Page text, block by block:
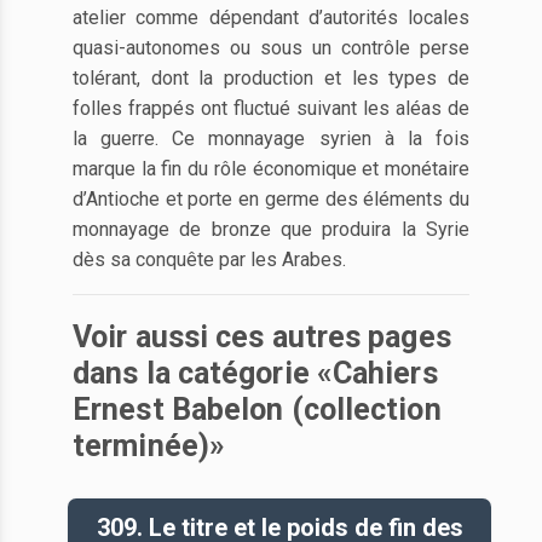
atelier comme dépendant d’autorités locales
quasi-autonomes ou sous un contrôle perse
tolérant, dont la production et les types de
folles frappés ont fluctué suivant les aléas de
la guerre. Ce monnayage syrien à la fois
marque la fin du rôle économique et monétaire
d’Antioche et porte en germe des éléments du
monnayage de bronze que produira la Syrie
dès sa conquête par les Arabes.
Voir aussi ces autres pages
dans la catégorie «Cahiers
Ernest Babelon (collection
terminée)»
309. Le titre et le poids de fin des